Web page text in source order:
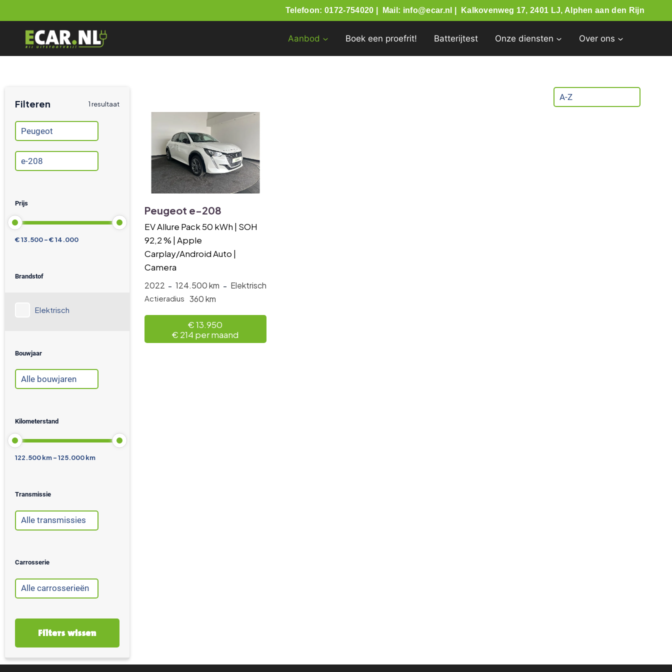
naar
inhoud
Telefoon: 0172-754020 | Mail: info@ecar.nl | Kalkovenweg 17, 2401 LJ, Alphen aan den Rijn
Aanbod Boek een proefrit! Batterijtest Onze diensten Over ons
Filteren 1 resultaat
Prijs
€ 13.500 - € 14.000
Brandstof
Elektrisch
Bouwjaar
Kilometerstand
122.500 km - 125.000 km
Transmissie
Carrosserie
Filters wissen
Peugeot e-208
EV Allure Pack 50 kWh | SOH
92,2 % | Apple
Carplay/Android Auto |
Camera
2022 - 124.500 km - Elektrisch
Actieradius 360 km
€ 13.950
€ 214 per maand